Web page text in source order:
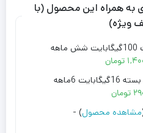
به همراه این محصول (با
ویژه)
سیمکارت TD-LTE مبین نت 100گیگابایت شش ماهه
تومان
سیمکارت دائمی ایرانسل با بسته 16گیگابایت 6ماهه
تومان
مشاهده محصول) -